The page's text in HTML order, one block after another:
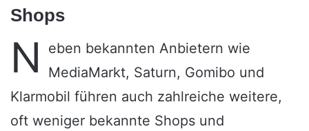
Shops
N
eben bekannten Anbietern wie
MediaMarkt, Saturn, Gomibo und
Klarmobil führen auch zahlreiche weitere,
oft weniger bekannte Shops und